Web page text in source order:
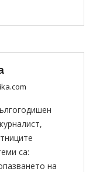
са:
на